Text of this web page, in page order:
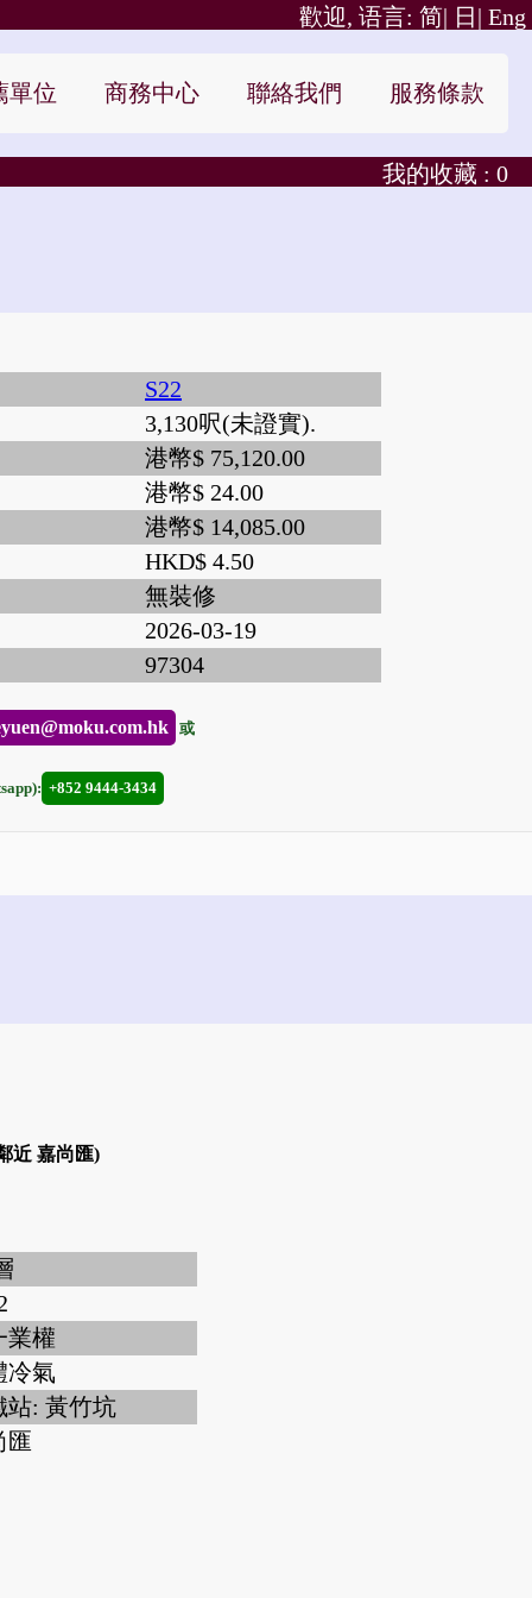
Eng
日|
歡迎, 语言: 简|
單位 商務中心 聯絡我們 服務條款
我的收藏 : 0
S22
3,130呎(未證實).
港幣$ 75,120.00
港幣$ 24.00
港幣$ 14,085.00
HKD$ 4.50
無裝修
2026-03-19
97304
或
+852 9444-3434
近 嘉尚匯)
業權
冷氣
站: 黃竹坑
匯